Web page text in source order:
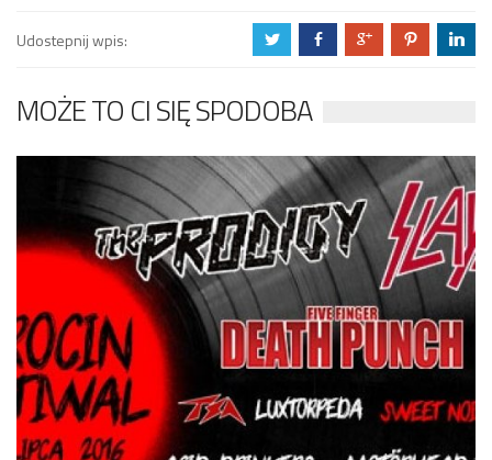
Udostepnij wpis: a b c d j
MOŻE TO CI SIĘ SPODOBA